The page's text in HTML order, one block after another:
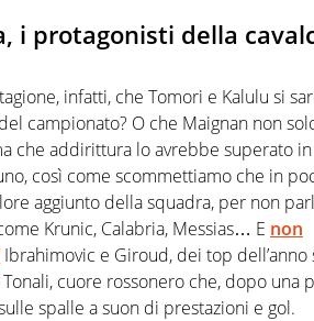
i protagonisti della
infatti, che Tomori e Kalulu si
campionato? O che Maignan non
che addirittura lo avrebbe superato
così come scommettiamo che in
aggiunto della squadra, per non
Krunic, Calabria, Messias… E non
Ibrahimovic e Giroud, dei top dell’anno
cuore rossonero che, dopo una
spalle a suon di prestazioni e gol.